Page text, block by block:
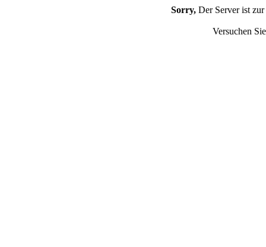
Sorry, Der Server ist
Versuchen